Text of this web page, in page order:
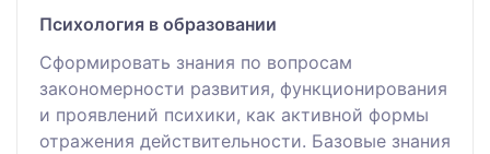
Психология в образовании
Cформировать знания по вопросам
закономерности развития, функционирования
и проявлений психики, как активной формы
отражения действительности. Базовые знания